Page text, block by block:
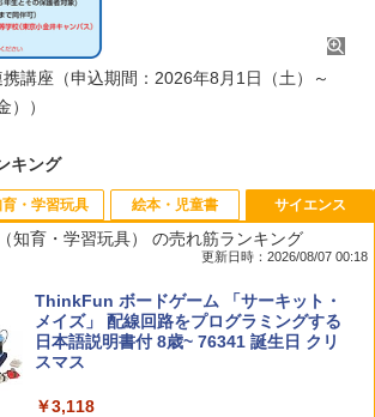
講座（申込期間：2026年8月1日（土）～
））
キング
先生のためのGoogle AI完全攻略図鑑
￥-
育・学習玩具
Amazon Fire HD 10 キッズモデル (10イ
ンチ) ピンク 対象年齢3歳から 数千点の
キッズコンテンツが1年間使い放題
絵本・児童書
タッチペンで音が聞ける!はじめてずかん
1000 英語つき ([バラエティ])
￥5,478
サイエンス
知育・学習玩具） の売れ筋ランキング
更新日時：2026/08/07 00:18
ThinkFun ボードゲーム 「サーキット・
メイズ」 配線回路をプログラミングする
日本語説明書付 8歳~ 76341 誕生日 クリ
スマス
￥3,118